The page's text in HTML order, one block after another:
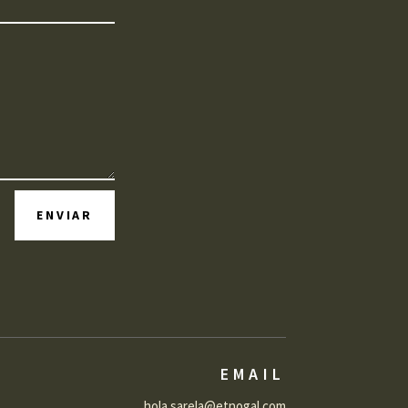
ENVIAR
EMAIL